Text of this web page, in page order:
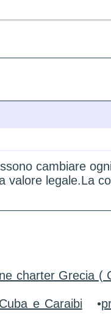
cambiare
valore legale.La
charter Grecia (
e Caraibi •